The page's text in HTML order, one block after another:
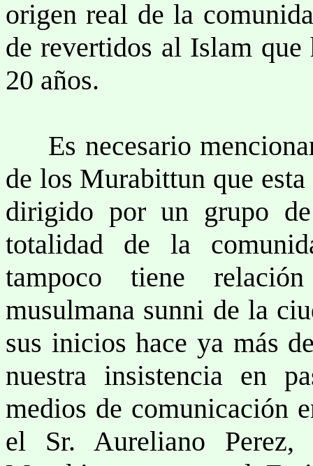
origen real de la
de revertidos al Islam
20 años.
Es necesario
de los Murabittun que
dirigido por un grupo
totalidad de la
tampoco tiene
musulmana sunni de la
sus inicios hace ya más
nuestra insistencia en
medios de comunicación
el Sr. Aureliano